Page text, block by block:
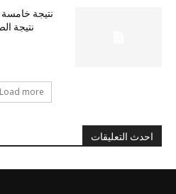
Load more
احدث التعليقات